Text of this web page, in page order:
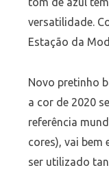
versatilidade.
Estação da
Novo pretinho
a cor de 2020
referência
cores), vai bem
ser utilizado